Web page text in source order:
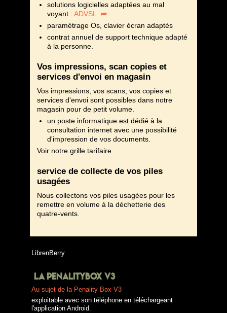
solutions logicielles adaptées au mal
voyant :ADVSL
paramétrage Os, clavier écran adaptés
contrat annuel de support technique adapté
à la personne.
Vos impressions, scan copies et
services d'envoi en magasin
Vos impressions, vos scans, vos copies et
services d'envoi sont possibles dans notre
magasin pour de petit volume.
un poste informatique est dédié à la
consultation internet avec une possibilité
d'impression de vos documents.
Voir notre grille tarifaire
service de collecte de vos piles
usagées
Nous collectons vos piles usagées pour les
remettre en volume à la déchetterie des
quatre-vents.
LibrenBerry
LA PENALITYBOX V3
Au sujet de la Penality Box V3
exploitable avec son téléphone en téléchargeant
l'application Android.